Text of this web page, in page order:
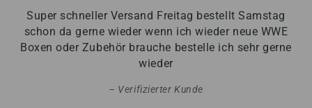
Super schneller Versand Freitag bestellt Samstag
schon da gerne wieder wenn ich wieder neue WWE
Boxen oder Zubehör brauche bestelle ich sehr gerne
wieder
Verifizierter Kunde